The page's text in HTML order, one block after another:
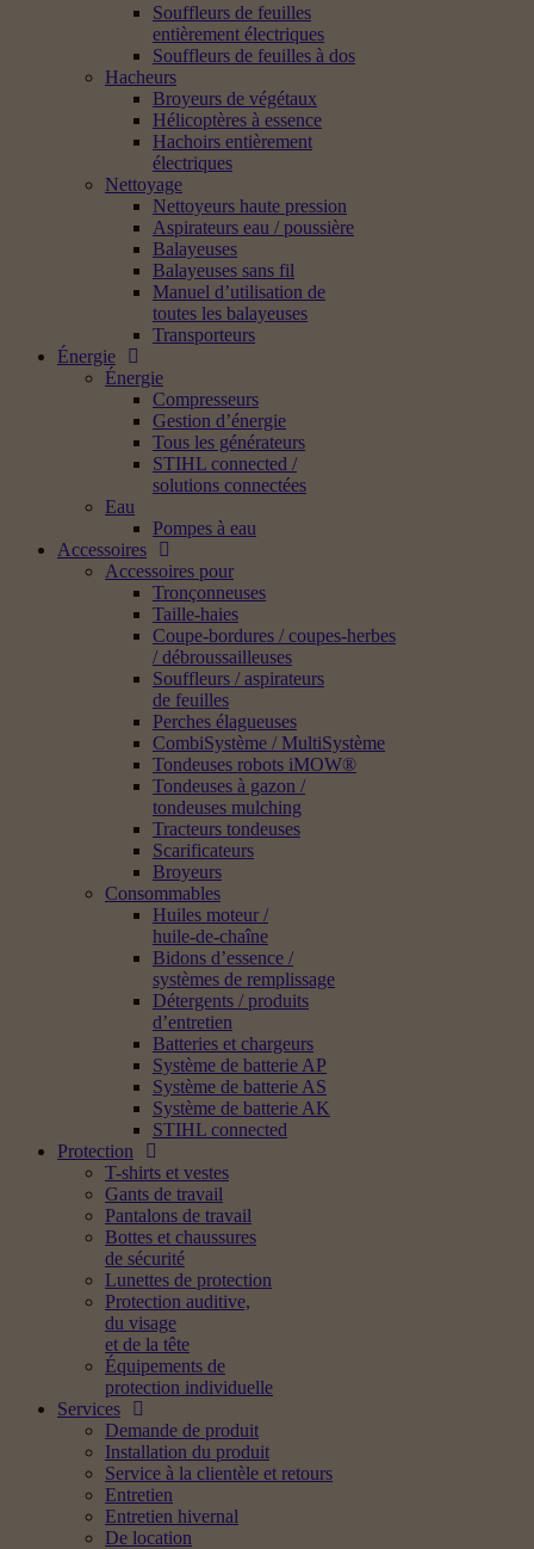
Souffleurs de feuilles
entièrement électriques
Souffleurs de feuilles à dos
Hacheurs
Broyeurs de végétaux
Hélicoptères à essence
Hachoirs entièrement
électriques
Nettoyage
Nettoyeurs haute pression
Aspirateurs eau / poussière
Balayeuses
Balayeuses sans fil
Manuel d’utilisation de
toutes les balayeuses
Transporteurs
Énergie
Énergie
Compresseurs
Gestion d’énergie
Tous les générateurs
STIHL connected /
solutions connectées
Eau
Pompes à eau
Accessoires
Accessoires pour
Tronçonneuses
Taille-haies
Coupe-bordures / coupes-herbes
/ débroussailleuses
Souffleurs / aspirateurs
de feuilles
Perches élagueuses
CombiSystème / MultiSystème
Tondeuses robots iMOW®
Tondeuses à gazon /
tondeuses mulching
Tracteurs tondeuses
Scarificateurs
Broyeurs
Consommables
Huiles moteur /
huile-de-chaîne
Bidons d’essence /
systèmes de remplissage
Détergents / produits
d’entretien
Batteries et chargeurs
Système de batterie AP
Système de batterie AS
Système de batterie AK
STIHL connected
Protection
T-shirts et vestes
Gants de travail
Pantalons de travail
Bottes et chaussures
de sécurité
Lunettes de protection
Protection auditive,
du visage
et de la tête
Équipements de
protection individuelle
Services
Demande de produit
Installation du produit
Service à la clientèle et retours
Entretien
Entretien hivernal
De location